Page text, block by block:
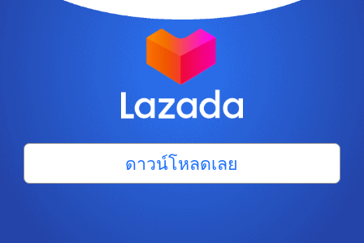
ดาวน์โหลดเลย